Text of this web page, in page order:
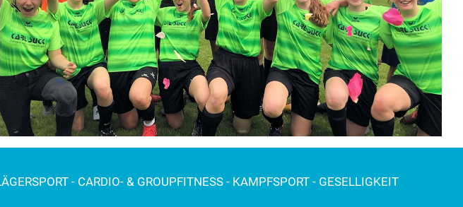
- CARDIO- & GROUPFITNESS - KAMPFSPORT - GESELLIGKEIT